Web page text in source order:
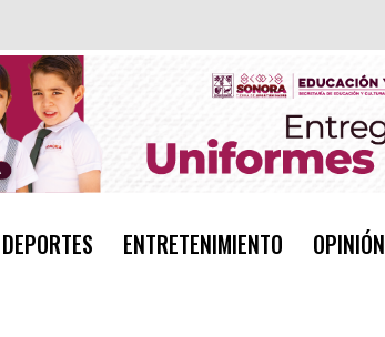
DEPORTES ENTRETENIMIENTO OPINIÓN